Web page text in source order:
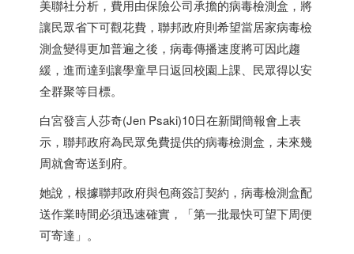
美聯社分析，費用由保險公司承擔的病毒檢測盒，將
讓民眾省下可觀花費，聯邦政府則希望當居家病毒檢
測盒變得更加普遍之後，病毒傳播速度將可因此趨
緩，進而達到讓學童早日返回校園上課、民眾得以安
全群聚等目標。
白宮發言人莎奇(Jen Psaki)10日在新聞簡報會上表
示，聯邦政府為民眾免費提供的病毒檢測盒，未來幾
周就會寄送到府。
她說，根據聯邦政府與包商簽訂契約，病毒檢測盒配
送作業時間必須迅速確實，「第一批最快可望下周便
可寄達」。